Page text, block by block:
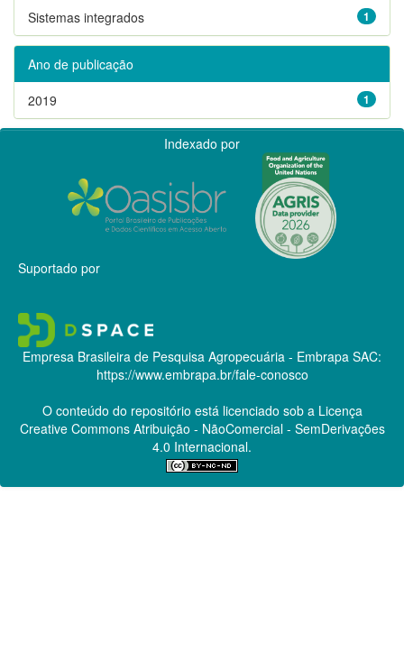
1
Sistemas integrados
Ano de publicação
1
2019
Indexado por
Suportado por
Empresa Brasileira de Pesquisa Agropecuária - Embrapa SAC:
https://www.embrapa.br/fale-conosco
O conteúdo do repositório está licenciado sob a Licença
Creative CommonsAtribuição - NãoComercial - SemDerivações
4.0 Internacional.